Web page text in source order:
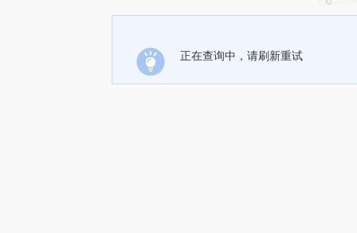
正在查询中，请刷新重试